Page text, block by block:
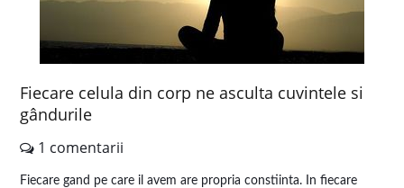
Fiecare celula din corp ne asculta cuvintele si
gândurile
1 comentarii
Fiecare gand pe care il avem are propria constiinta. In fiecare